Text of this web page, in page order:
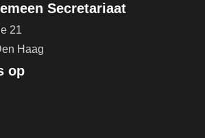
Secretariaat
21
Haag
op
Facebook pagina (opent in nieuw
X pagina (opent in nieuw tabblad)
onze LinkedIn pagina (opent in nieuw
onze Instagram pagina (opent in